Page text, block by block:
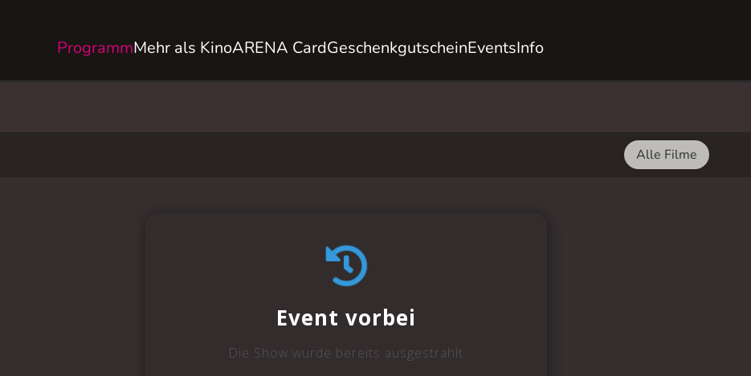
ProgrammMehr als KinoARENA CardGeschenkgutscheinEventsInfo
Alle Filme